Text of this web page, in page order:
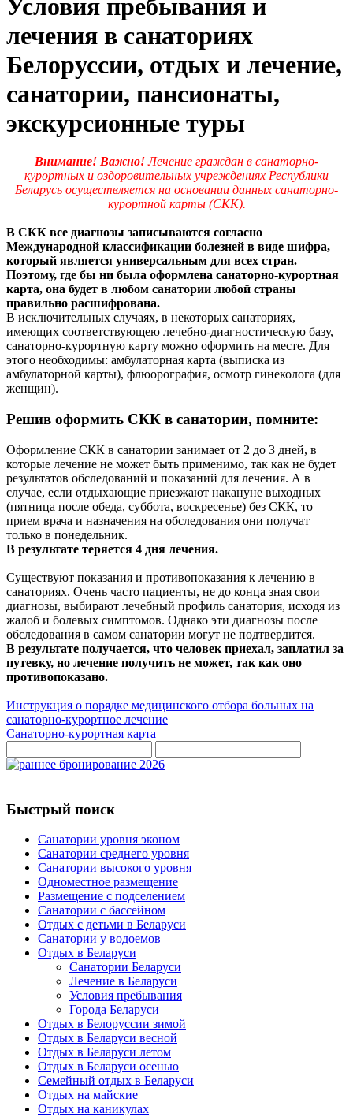
Условия пребывания и
лечения в санаториях
Белоруссии, отдых и лечение,
санатории, пансионаты,
экскурсионные туры
Внимание! Важно!Лечение граждан в санаторно-
курортных и оздоровительных учреждениях Республики
Беларусь осуществляется на основании данных санаторно-
курортной карты (СКК).
В СКК все диагнозы записываются согласно
Международной классификации болезней в виде шифра,
который является универсальным для всех стран.
Поэтому, где бы ни была оформлена санаторно-курортная
карта, она будет в любом санатории любой страны
правильно расшифрована.
В исключительных случаях, в некоторых санаториях,
имеющих соответствующею лечебно-диагностическую базу,
санаторно-курортную карту можно оформить на месте. Для
этого необходимы: амбулаторная карта (выписка из
амбулаторной карты), флюорография, осмотр гинеколога (для
женщин).
Решив оформить СКК в санатории, помните:
Оформление СКК в санатории занимает от 2 до 3 дней, в
которые лечение не может быть применимо, так как не будет
результатов обследований и показаний для лечения. А в
случае, если отдыхающие приезжают накануне выходных
(пятница после обеда, суббота, воскресенье) без СКК, то
прием врача и назначения на обследования они получат
только в понедельник.
В результате теряется 4 дня лечения.
Существуют показания и противопоказания к лечению в
санаториях. Очень часто пациенты, не до конца зная свои
диагнозы, выбирают лечебный профиль санатория, исходя из
жалоб и болевых симптомов. Однако эти диагнозы после
обследования в самом санатории могут не подтвердится.
В результате получается, что человек приехал, заплатил за
путевку, но лечение получить не может, так как оно
противопоказано.
Инструкция о порядке медицинского отбора больных на
санаторно-курортное лечение
Санаторно-курортная карта
Быстрый поиск
Санатории уровня эконом
Санатории среднего уровня
Санатории высокого уровня
Одноместное размещение
Размещение с подселением
Санатории с бассейном
Отдых с детьми в Беларуси
Санатории у водоемов
Отдых в Беларуси
Санатории Беларуси
Лечение в Беларуси
Условия пребывания
Города Беларуси
Отдых в Белоруссии зимой
Отдых в Беларуси весной
Отдых в Беларуси летом
Отдых в Беларуси осенью
Семейный отдых в Беларуси
Отдых на майские
Отдых на каникулах